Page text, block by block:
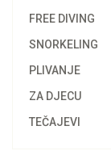
FREE DIVING
SNORKELING
PLIVANJE
ZA DJECU
TEČAJEVI